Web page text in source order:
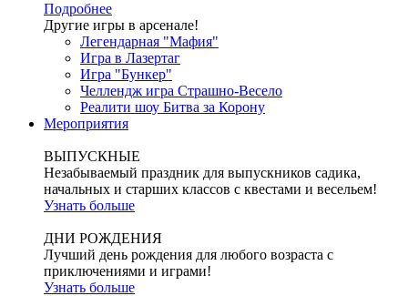
Подробнее
Другие игры в арсенале!
Легендарная "Мафия"
Игра в Лазертаг
Игра "Бункер"
Челлендж игра Страшно-Весело
Реалити шоу Битва за Корону
Мероприятия
ВЫПУСКНЫЕ
Незабываемый праздник для выпускников садика,
начальных и старших классов с квестами и весельем!
Узнать больше
ДНИ РОЖДЕНИЯ
Лучший день рождения для любого возраста с
приключениями и играми!
Узнать больше